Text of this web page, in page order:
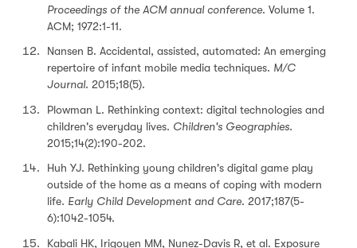
Proceedings of the ACM annual conference. Volume 1.
ACM; 1972:1-11.
Nansen B. Accidental, assisted, automated: An emerging
repertoire of infant mobile media techniques. M/C
Journal. 2015;18(5).
Plowman L. Rethinking context: digital technologies and
children's everyday lives. Children's Geographies.
2015;14(2):190-202.
Huh YJ. Rethinking young children's digital game play
outside of the home as a means of coping with modern
life. Early Child Development and Care. 2017;187(5-
6):1042-1054.
Kabali HK, Irigoyen MM, Nunez-Davis R, et al. Exposure